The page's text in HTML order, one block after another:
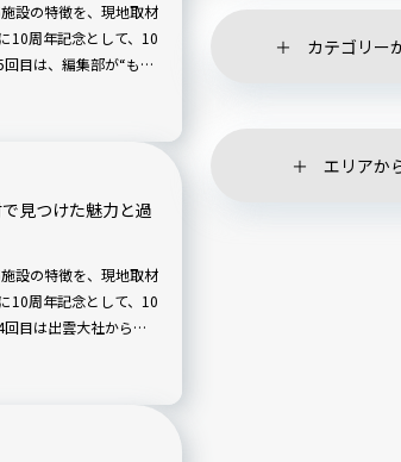
設の特徴を、現地取材
10周年記念として、10
目は、編集部が“もう
見つけた魅力と過
設の特徴を、現地取材
10周年記念として、10
目は出雲大社からも
カテゴリー
エリアか